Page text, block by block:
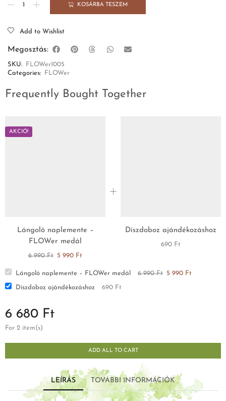
KOSÁRBA TESZEM
Add to Wishlist
Megosztás:
SKU:
FLOWer1005
Categories:
FLOWer
Frequently Bought Together
AKCIÓ!
Lángoló naplemente –
FLOWer medál
6 990Ft 5 990 Ft
Díszdoboz ajándékozáshoz
690 Ft
Lángoló naplemente – FLOWer medál 6 990Ft 5 990 Ft
Díszdoboz ajándékozáshoz 690 Ft
6 680 Ft
For 2 item(s)
ADD ALL TO CART
LEÍRÁS TOVÁBBI INFORMÁCIÓK